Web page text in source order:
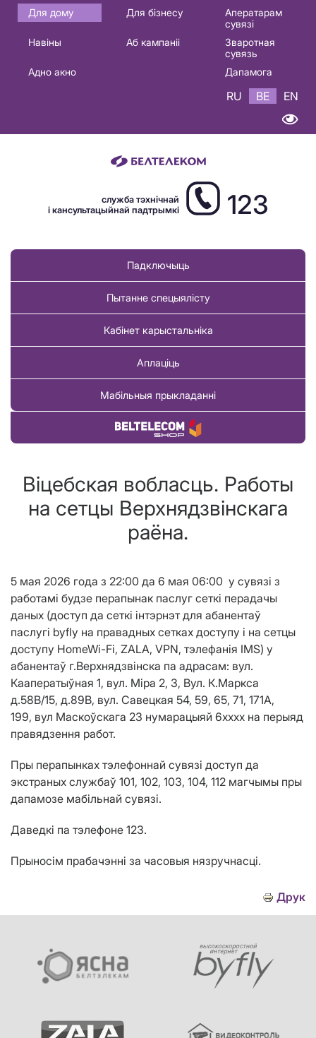
Основная
навигация
Для дому Для бізнесу
Аператарам
сувязі
Навіны
Аб кампаніі
Зваротная
сувязь
Адно акно
Дапамога
RU BE EN
служба тэхнічнай
і кансультацыйнай падтрымкі
123
Падключыць
Пытанне спецыялісту
Кабінет карыстальніка
Аплаціць
Мабільныя прыкладанні
Купіць тавар
Віцебская вобласць. Работы
на сетцы Верхнядзвінскага
раёна.
5 мая 2026 года з 22:00 да 6 мая 06:00 у сувязі з
работамі будзе перапынак паслуг сеткі перадачы
даных (доступ да сеткі інтэрнэт для абанентаў
паслугі byfly на правадных сетках доступу і на сетцы
доступу HomeWi-Fi, ZALA, VPN, тэлефанія IMS) у
абанентаў г.Верхнядзвiнска па адрасам: вул.
Кааператыўная 1, вул. Міра 2, 3, Вул. К.Маркса
д.58В/15, д.89В, вул. Савецкая 54, 59, 65, 71, 171А,
199, вул Маскоўскага 23 нумарацыяй 6хххх на перыяд
правядзення работ.
Пры перапынках тэлефоннай сувязі доступ да
экстраных службаў 101, 102, 103, 104, 112 магчымы пры
дапамозе мабільнай сувязі.
Даведкі па тэлефоне 123.
Прыносім прабачэнні за часовыя нязручнасці.
Друк